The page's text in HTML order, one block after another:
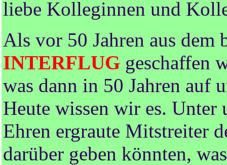
liebe Kolleginnen und
Als vor 50 Jahren aus dem
INTERFLUG geschaffen
was dann in 50 Jahren auf
Heute wissen wir es.
Ehren ergraute Mitstreiter
darüber geben könnten,